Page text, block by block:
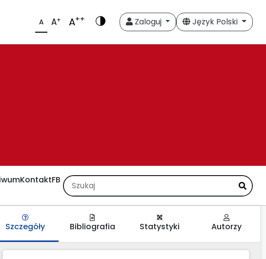
A A+ A++ Zaloguj Język Polski
KontaktFB
Szczegóły Bibliografia Statystyki Autorzy